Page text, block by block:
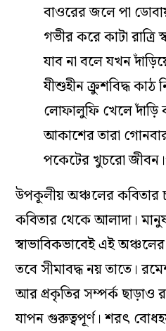
বাওরের জলে পা
গভীর করে কাটা রাত্রি
যাব না বলে যখন
যীশুহীন ক্রুশবিদ্ধ কাঠ
লোফালুফি খেলে দাঁড়ি
আকাশের তারা
পকেটের খুচরো
উপকূলীয় অঞ্চলের কবিতার
কবিতার থেকে আলাদা।
স্বাভাবিকভাবেই এই
তবে সীমাবদ্ধ নয় তাতে।
আর প্রকৃতির সম্পর্ক ছাড়াও
যাপন গুরুত্বপূর্ণ। শরৎ